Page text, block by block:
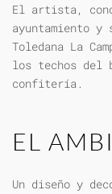
El artista,
ayuntamiento
Toledana La
los techos
confitería.
EL
Un diseño y